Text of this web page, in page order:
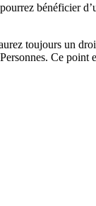
bénéficier
toujours un
Ce point